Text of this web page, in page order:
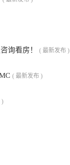
询看房！ ( 最新发布 )
( 最新发布 )
)